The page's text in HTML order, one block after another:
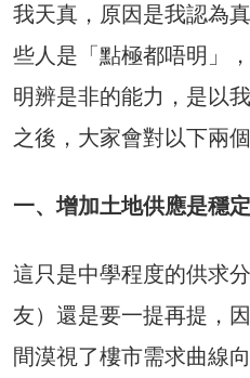
我天真，原因是我認為
些人是「點極都唔明」
明辨是非的能力，是以
之後，大家會對以下兩
一、增加土地供應是穩
這只是中學程度的供求
友）還是要一提再提，
間漠視了樓市需求曲線